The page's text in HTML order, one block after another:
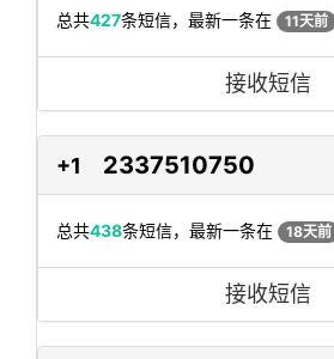
总共427条短信，最新一条在 11天前
接收短信
+1 2337510750
总共438条短信，最新一条在 18天前
接收短信